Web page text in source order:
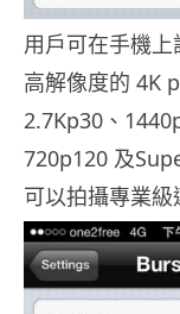
用戶可在手機
高解像度的 4K
2.7Kp30、
720p120 及
可以拍攝專業級